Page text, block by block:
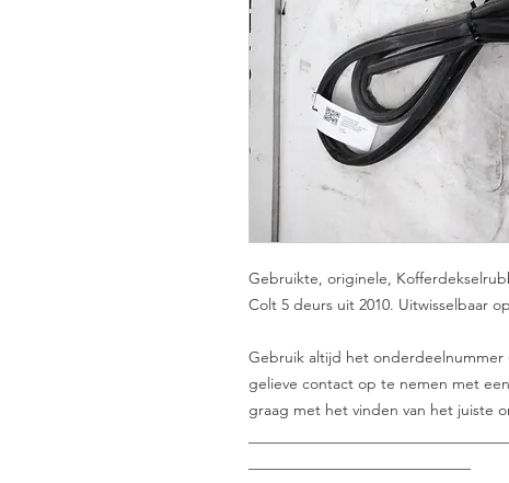
Gebruikte, originele,
Colt 5 deurs uit 2010. Uitwisselbaar
Gebruik altijd het onderdeelnummer
gelieve contact op te nemen met
graag met het vinden van het juiste